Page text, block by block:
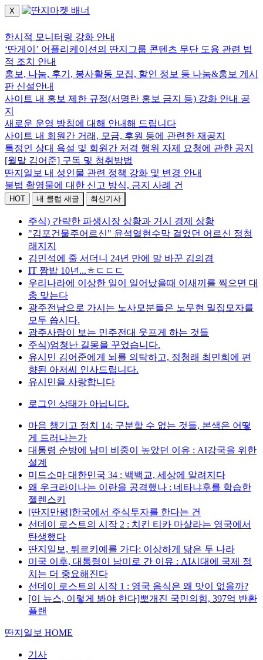
X
한시적 모니터링 강화 안내
‘딴게이’ 어플리케이션의 딴지그룹 콘텐츠 무단 도용 관련 법
적 조치 안내
홍보, 나눔, 후기, 봉사활동 모집, 할인 정보 등 나눔&홍보 게시
판 신설안내
사이트 내 홍보 제한 규정(서명란 홍보 금지 등) 강화 안내 공
지
새로운 운영 방침에 대해 안내해 드립니다
사이트 내 회원간 거래, 모금, 후원 등에 관련한 재공지
특정인 상대 욕설 및 회원간 저격 행위 자제 요청에 관한 공지
[월말 김어준] 구독 및 청취방법
딴지일보 내 성인물 관련 정책 강화 및 변경 안내
불법 촬영물에 대한 신고 방식, 금지 사례 건
HOT 내 클럽 새글 최신기사
주식) 간략한 파생시장 상황과 거시 경제 상황
"김포건물주어르신" 윤석열현수막 걸었던 어르신 정청
래지지
김민석에 줄 서더니 24년 만에 말 바꾼 김의겸
IT 짬밥 10년...ㅎㄷㄷㄷ
우리나라에 이상한 일이 일어났을때 이새끼를 찍으면 대
충 맞는다
광주전남으로 가시는 노사모분들은 노무현 밀집모자를
모두 씁시다.
광주사람이 보는 민주전대 웃프게 하는 것들
주식)엄청난 길몽을 꾸었습니다.
유시민 김어준에게 뇌를 의탁하고, 정청래 최민희에 편
향된 아저씨 인사드립니다.
유시민을 사랑합니다
로그인 상태가 아닙니다.
마음 챙기고 정치 14: 구분할 수 없는 것들, 본색은 어떻
게 드러나는가
대통령 순방에 남미 비중이 높았던 이유 : AI강국을 위한
설계
미드소마 대한민국 34 : 백백교, 세상에 알려지다
왜 우크라이나는 이란을 공격했나 : 네타냐후를 학습한
젤렌스키
[딴지만평]한국에서 주식투자를 한다는 건
선데이 로스트의 시작 2 : 치킨 티카 마살라는 영국에서
탄생했다
딴지일보, 튀르키예를 가다: 이상하게 닮은 두 나라
미국 이후, 대통령이 남미로 간 이유 : AI시대에 국제 정
치는 더 중요해진다
선데이 로스트의 시작 1 : 영국 음식은 왜 맛이 없을까?
[이 뉴스, 이렇게 봐야 한다]뽀개진 국민의힘, 397억 반환
플랜
딴지일보 HOME
기사